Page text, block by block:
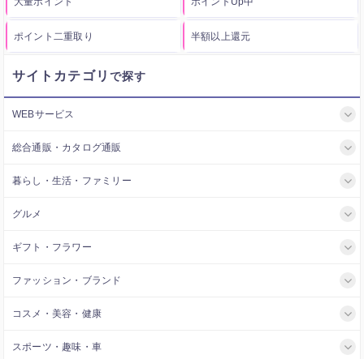
ポイント二重取り 半額以上還元
サイトカテゴリ
WEBサービス
総合通販・カタログ通販
暮らし・生活・ファミリー
グルメ
ギフト・フラワー
ファッション・ブランド
コスメ・美容・健康
スポーツ・趣味・車